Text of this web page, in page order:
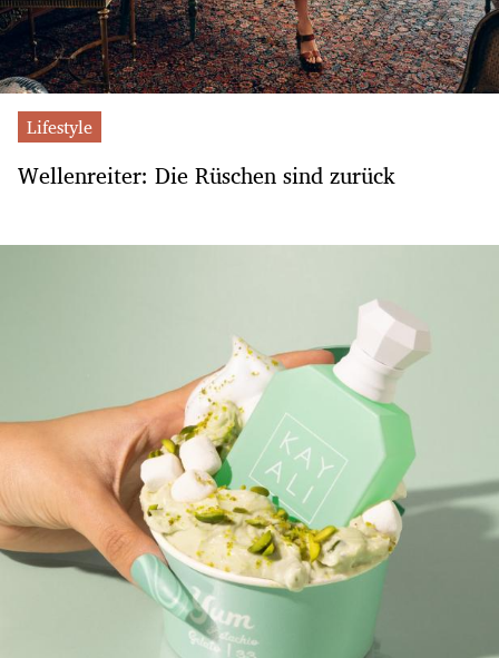
Lifestyle
Wellenreiter: Die Rüschen sind zurück